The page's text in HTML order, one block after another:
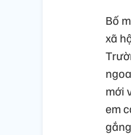
Bố
xã
mới
em